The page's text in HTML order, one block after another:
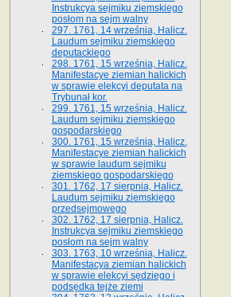
Instrukcya sejmiku ziemskiego
posłom na sejm walny
297. 1761, 14 września, Halicz.
Laudum sejmiku ziemskiego
deputackiego
298. 1761, 15 września, Halicz.
Manifestacye ziemian halickich
w sprawie elekcyi deputata na
Trybunał kor.
299. 1761, 15 września, Halicz.
Laudum sejmiku ziemskiego
gospodarskiego
300. 1761, 15 września, Halicz.
Manifestacye ziemian halickich
w sprawie laudum sejmiku
ziemskiego gospodarskiego
301. 1762, 17 sierpnia, Halicz.
Laudum sejmiku ziemskiego
przedsejmowego
302. 1762, 17 sierpnia, Halicz.
Instrukcya sejmiku ziemskiego
posłom na sejm walny
303. 1763, 10 września, Halicz.
Manifestacya ziemian halickich
w sprawie elekcyi sędziego i
podsędka tejże ziemi